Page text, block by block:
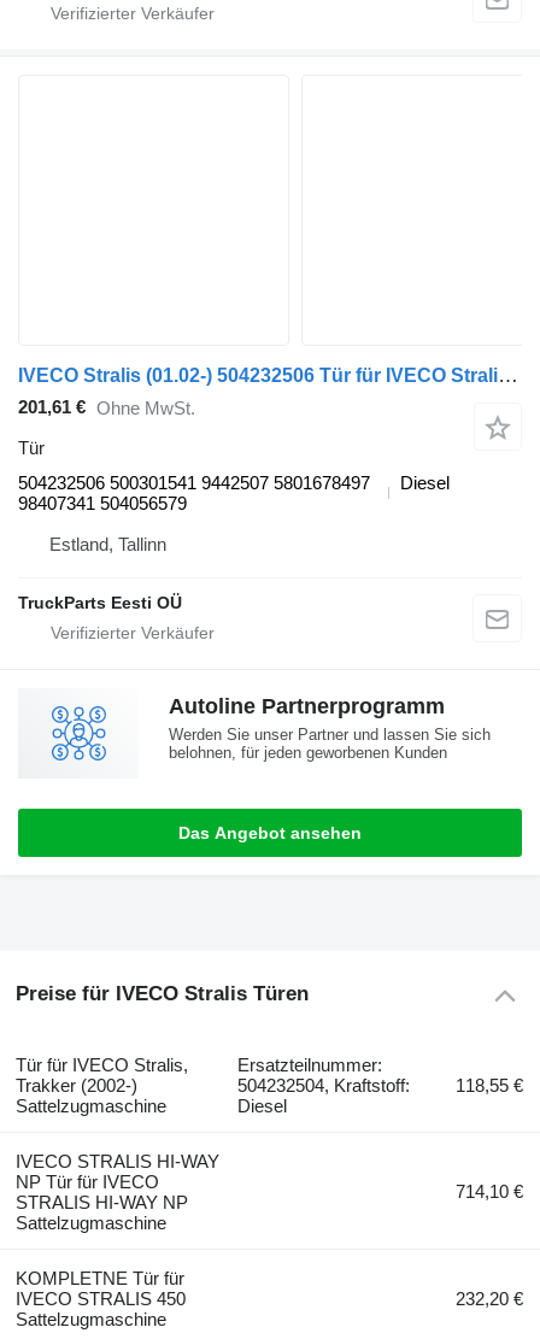
IVECO Stralis (01.02-) 504232506 Tür für IVECO Stralis, Trakker (2002-) Sattelzugmaschine
201,61 € Ohne MwSt.
Tür
504232506 500301541 9442507 5801678497
98407341 504056579
Diesel
Estland, Tallinn
TruckParts Eesti OÜ
Autoline Partnerprogramm
Werden Sie unser Partner und lassen Sie sich
belohnen, für jeden geworbenen Kunden
Das Angebot ansehen
Preise für IVECO Stralis Türen
Tür für IVECO Stralis,
Trakker (2002-)
Sattelzugmaschine
Ersatzteilnummer:
504232504, Kraftstoff:
Diesel
118,55 €
IVECO STRALIS HI-WAY
NP Tür für IVECO
STRALIS HI-WAY NP
Sattelzugmaschine
714,10 €
KOMPLETNE Tür für
IVECO STRALIS 450
Sattelzugmaschine
232,20 €